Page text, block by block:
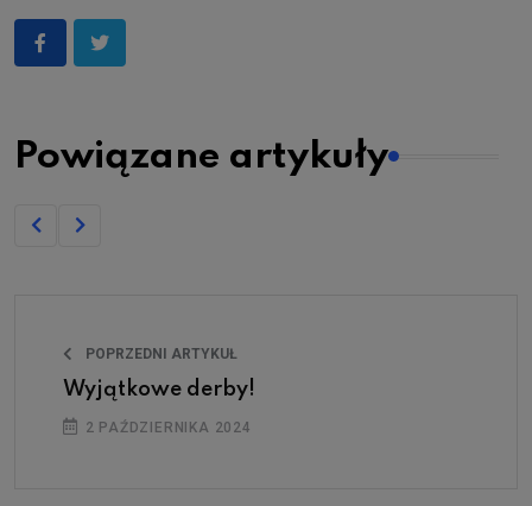
Powiązane artykuły
POPRZEDNI ARTYKUŁ
Wyjątkowe derby!
2 PAŹDZIERNIKA 2024